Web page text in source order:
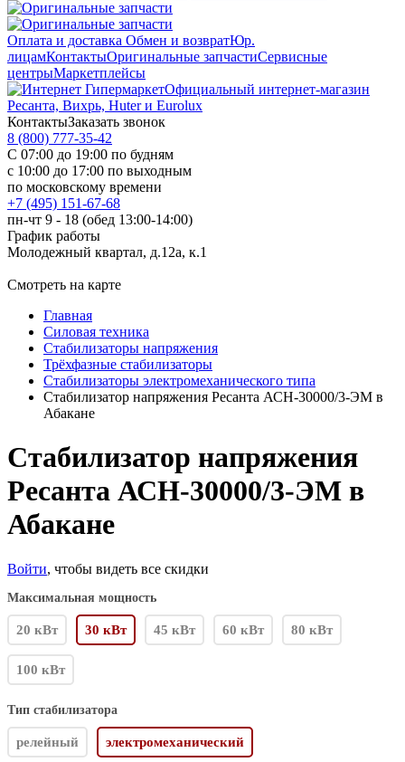
Оплата и доставка Обмен и возвратЮр.
лицамКонтактыОригинальные запчастиСервисные
центрыМаркетплейсы
Официальный интернет-магазин
Ресанта, Вихрь, Huter и Eurolux
КонтактыЗаказать звонок
8 (800) 777-35-42
С 07:00 до 19:00 по будням
с 10:00 до 17:00 по выходным
по московскому времени
+7 (495) 151-67-68
пн-чт 9 - 18 (обед 13:00-14:00)
График работы
Молодежный квартал, д.12а, к.1
Смотреть на карте
Главная
Силовая техника
Стабилизаторы напряжения
Трёхфазные стабилизаторы
Стабилизаторы электромеханического типа
Стабилизатор напряжения Ресанта АСН-30000/3-ЭМ в
Абакане
Стабилизатор напряжения
Ресанта АСН-30000/3-ЭМ в
Абакане
Войти, чтобы видеть все скидки
Максимальная мощность
20 кВт 30 кВт 45 кВт 60 кВт 80 кВт
100 кВт
Тип стабилизатора
релейный электромеханический